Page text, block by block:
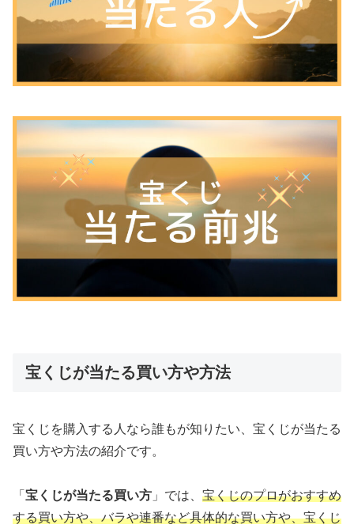
宝くじが当たる買い方や方法
宝くじを購入する人なら誰もが知りたい、宝くじが当たる
買い方や方法の紹介です。
「 宝くじが当たる買い方 」では、 宝くじのプロがおすすめ
する買い方や、バラや連番など具体的な買い方や、宝くじ